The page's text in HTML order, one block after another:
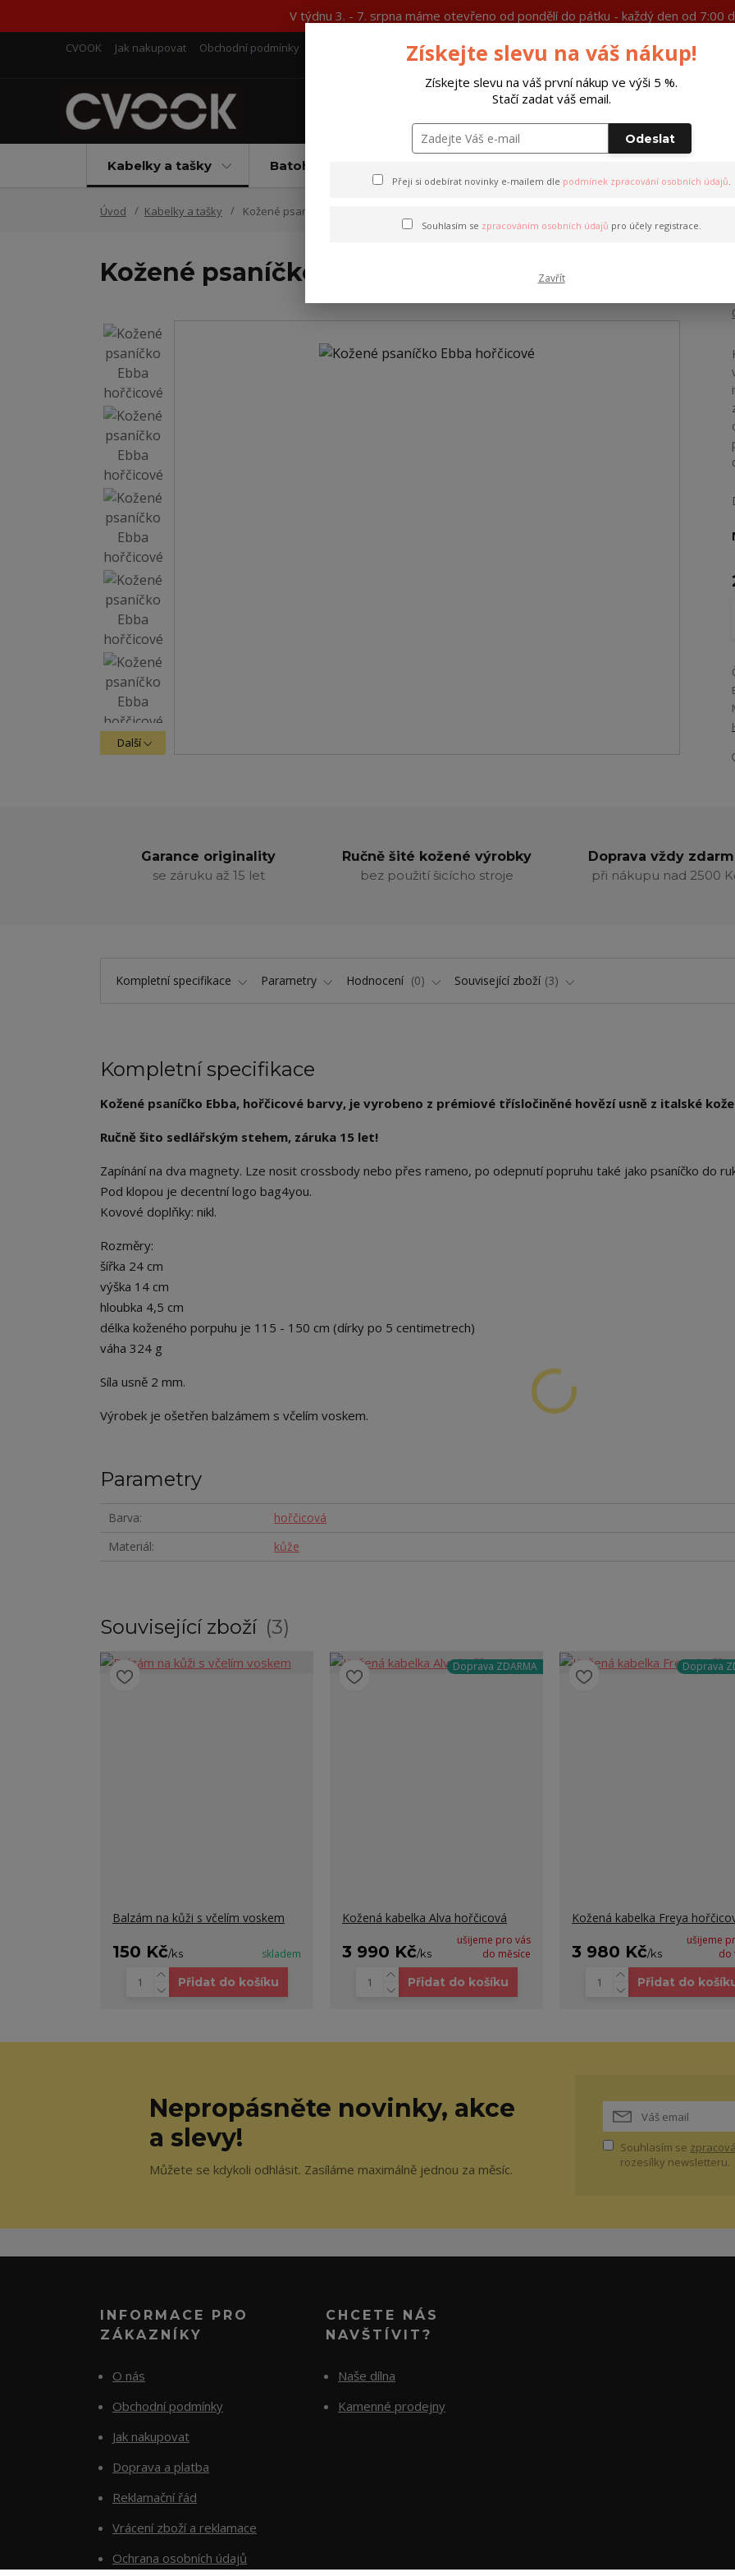
V týdnu 3. - 7. srpna máme otevřeno od pondělí do pátku - každý den od 7:00
CVOOK Jak nakupovat Obchodní podmínky Ochrana soukromí Více
Kabelky a tašky Batohy
Úvod Kabelky a tašky Kožené psaníčko Ebba hořčicové
Kožené psaníčko Ebba hořčicové
Další
Garance originality
se záruku až 15 let
Ručně šité kožené výrobky
bez použití šicícho stroje
Doprava vždy
při nákupu nad 2500
Kompletní specifikace Parametry Hodnocení 0 Související zboží 3
Kompletní specifikace
Kožené psaníčko Ebba, hořčicové barvy, je vyrobeno z prémiové třísločiněné hovězí usně z italské
Ručně šito sedlářským stehem, záruka 15 let!
Zapínání na dva magnety. Lze nosit crossbody nebo přes rameno, po odepnutí popruhu také jako psaníčko do
Pod klopou je decentní logo bag4you.
Kovové doplňky: nikl.
Rozměry:
šířka 24 cm
výška 14 cm
hloubka 4,5 cm
délka koženého porpuhu je 115 - 150 cm (dírky po 5 centimetrech)
váha 324 g
Síla usně 2 mm.
Výrobek je ošetřen balzámem s včelím voskem.
Parametry
Barva
hořčicová
Materiál
kůže
Související zboží 3
Balzám na kůži s včelím voskem
150 Kč/ks skladem
Přidat do košíku
Doprava ZDARMA
Kožená kabelka Alva hořčicová
3 990 Kč/ks
ušijeme pro vás
do měsíce
Přidat do košíku
Doprava
Kožená kabelka Freya
3 980 Kč/ks
ušijeme
do
Přidat do
Nepropásněte novinky, akce
a slevy!
Můžete se kdykoli odhlásit. Zasíláme maximálně jednou za měsíc.
Souhlasím se
rozesílky newsletteru.
INFORMACE PRO
ZÁKAZNÍKY
O nás
Obchodní podmínky
Jak nakupovat
Doprava a platba
Reklamační řád
Vrácení zboží a reklamace
Ochrana osobních údajů
CHCETE NÁS
NAVŠTÍVIT?
Naše dílna
Kamenné prodejny
Získejte slevu na váš nákup!
Získejte slevu na váš první nákup ve výši 5 %.
Stačí zadat váš email.
Odeslat
Přeji si odebírat novinky e-mailem dle podmínek zpracování osobních údajů.
Souhlasím se zpracováním osobních údajů pro účely registrace.
Zavřít